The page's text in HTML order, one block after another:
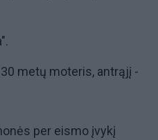
metų moteris, antrąjį -
per eismo įvykį